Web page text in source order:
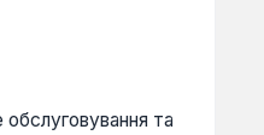
та